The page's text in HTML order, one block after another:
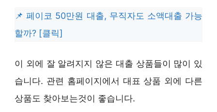
페이코 50만원 대출, 무직자도 소액대출 가능
할까? [클릭]
이 외에 잘 알려지지 않은 대출 상품들이 많이 있
습니다. 관련 홈페이지에서 대표 상품 외에 다른
상품도 찾아보는것이 좋습니다.